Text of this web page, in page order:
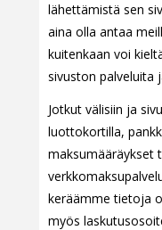
lähettämistä sen
aina olla antaa
kuitenkaan voi
sivuston palveluita
Jotkut välisiin ja
luottokortilla,
maksumääräykset
keräämme tietoja
myös